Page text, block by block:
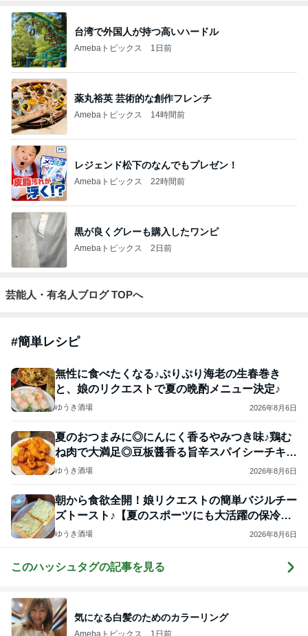
台湾で外国人が持つ高いハードル
Amebaトピックス 1日前
薬丸裕英 芸術的な創作フレンチ
Amebaトピックス 14時間前
レジェンド松下のなんでもプレゼン！
Amebaトピックス 22時間前
黒が良くグレーも購入したワンピ
Amebaトピックス 2日前
芸能人・有名人ブログ TOPへ
#簡単レシピ
無性に食べたくなる♪ぷりぷり海老の生春巻き
と、娘のリクエストで夏の晩酌メニュー決定♪
ゆうき酒場 2026年8月6日
夏のおつまみに◎にんにく香るやみつき味♪鶏む
ね肉で大満足◎豆板醤香る旨辛スパイシーチキ
ン！
ゆうき酒場 2026年8月6日
朝から食欲全開！娘リクエストの簡単バジルチー
ズトースト♪【夏のスポーツにも大活躍の保冷ボ
トル】
ゆうき酒場 2026年8月6日
このハッシュタグの記事を見る
気になる白髪のためのカラーリング
Amebaトピックス 1日前